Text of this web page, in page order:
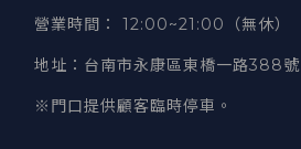
營業時間 ： 12:00~21:00（無休）
地址 ：台南市永康區東橋一路388號
※門口提供顧客臨時停車。